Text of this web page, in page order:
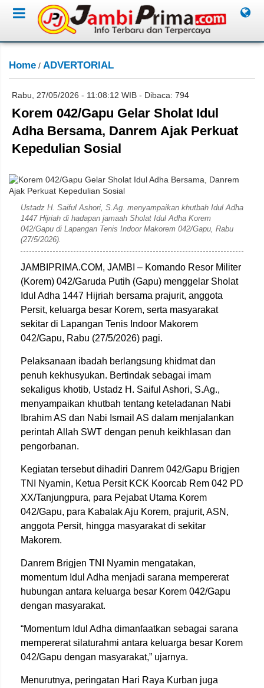
Home / ADVERTORIAL
Rabu, 27/05/2026 - 11:08:12 WIB - Dibaca: 794
Korem 042/Gapu Gelar Sholat Idul
Adha Bersama, Danrem Ajak Perkuat
Kepedulian Sosial
Ustadz H. Saiful Ashori, S.Ag. menyampaikan khutbah Idul Adha
1447 Hijriah di hadapan jamaah Sholat Idul Adha Korem
042/Gapu di Lapangan Tenis Indoor Makorem 042/Gapu, Rabu
(27/5/2026).
JAMBIPRIMA.COM, JAMBI – Komando Resor Militer
(Korem) 042/Garuda Putih (Gapu) menggelar Sholat
Idul Adha 1447 Hijriah bersama prajurit, anggota
Persit, keluarga besar Korem, serta masyarakat
sekitar di Lapangan Tenis Indoor Makorem
042/Gapu, Rabu (27/5/2026) pagi.
Pelaksanaan ibadah berlangsung khidmat dan
penuh kekhusyukan. Bertindak sebagai imam
sekaligus khotib, Ustadz H. Saiful Ashori, S.Ag.,
menyampaikan khutbah tentang keteladanan Nabi
Ibrahim AS dan Nabi Ismail AS dalam menjalankan
perintah Allah SWT dengan penuh keikhlasan dan
pengorbanan.
Kegiatan tersebut dihadiri Danrem 042/Gapu Brigjen
TNI Nyamin, Ketua Persit KCK Koorcab Rem 042 PD
XX/Tanjungpura, para Pejabat Utama Korem
042/Gapu, para Kabalak Aju Korem, prajurit, ASN,
anggota Persit, hingga masyarakat di sekitar
Makorem.
Danrem Brigjen TNI Nyamin mengatakan,
momentum Idul Adha menjadi sarana mempererat
hubungan antara keluarga besar Korem 042/Gapu
dengan masyarakat.
“Momentum Idul Adha dimanfaatkan sebagai sarana
mempererat silaturahmi antara keluarga besar Korem
042/Gapu dengan masyarakat,” ujarnya.
Menurutnya, peringatan Hari Raya Kurban juga